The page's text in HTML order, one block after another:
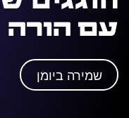
עם הורה
שמירה ביומן